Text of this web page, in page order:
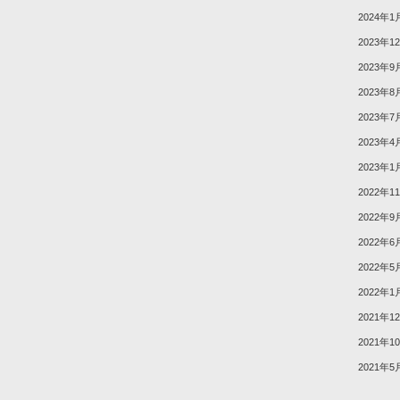
2024年1
2023年
2023年9
2023年8
2023年7
2023年4
2023年1
2022年
2022年9
2022年6
2022年5
2022年1
2021年
2021年
2021年5